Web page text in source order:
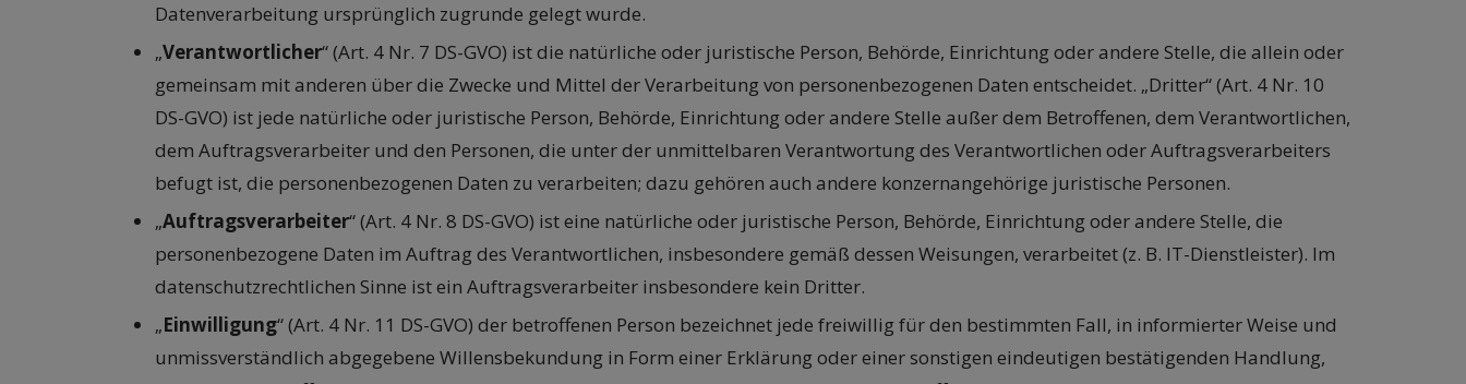
Datenverarbeitung ursprünglich zugrunde gelegt wurde.
„Verantwortlicher“ (Art. 4 Nr. 7 DS-GVO) ist die natürliche oder juristische Person, Behörde, Einrichtung oder andere Stelle, die allein oder
gemeinsam mit anderen über die Zwecke und Mittel der Verarbeitung von personenbezogenen Daten entscheidet. „Dritter“ (Art. 4 Nr. 10
DS-GVO) ist jede natürliche oder juristische Person, Behörde, Einrichtung oder andere Stelle außer dem Betroffenen, dem Verantwortlichen,
dem Auftragsverarbeiter und den Personen, die unter der unmittelbaren Verantwortung des Verantwortlichen oder Auftragsverarbeiters
befugt ist, die personenbezogenen Daten zu verarbeiten; dazu gehören auch andere konzernangehörige juristische Personen.
„Auftragsverarbeiter“ (Art. 4 Nr. 8 DS-GVO) ist eine natürliche oder juristische Person, Behörde, Einrichtung oder andere Stelle, die
personenbezogene Daten im Auftrag des Verantwortlichen, insbesondere gemäß dessen Weisungen, verarbeitet (z. B. IT-Dienstleister). Im
datenschutzrechtlichen Sinne ist ein Auftragsverarbeiter insbesondere kein Dritter.
„Einwilligung“ (Art. 4 Nr. 11 DS-GVO) der betroffenen Person bezeichnet jede freiwillig für den bestimmten Fall, in informierter Weise und
unmissverständlich abgegebene Willensbekundung in Form einer Erklärung oder einer sonstigen eindeutigen bestätigenden Handlung,